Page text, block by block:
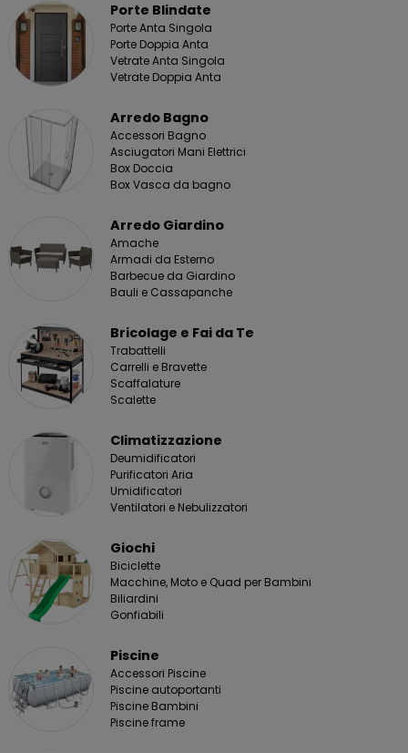
Porte Blindate
Porte Anta Singola
Porte Doppia Anta
Vetrate Anta Singola
Vetrate Doppia Anta
Arredo Bagno
Accessori Bagno
Asciugatori Mani Elettrici
Box Doccia
Box Vasca da bagno
Arredo Giardino
Amache
Armadi da Esterno
Barbecue da Giardino
Bauli e Cassapanche
Bricolage e Fai da Te
Trabattelli
Carrelli e Bravette
Scaffalature
Scalette
Climatizzazione
Deumidificatori
Purificatori Aria
Umidificatori
Ventilatori e Nebulizzatori
Giochi
Biciclette
Macchine, Moto e Quad per Bambini
Biliardini
Gonfiabili
Piscine
Accessori Piscine
Piscine autoportanti
Piscine Bambini
Piscine frame